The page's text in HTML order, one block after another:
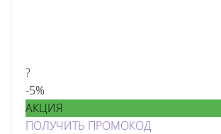
?
-5%
АКЦИЯ
ПОЛУЧИТЬ ПРОМОКОД